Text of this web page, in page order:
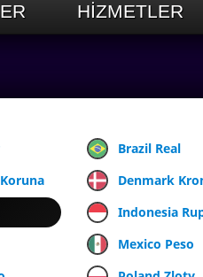
HIZMETLER
Brazil Real
Denmark
Indonesia
Mexico Peso